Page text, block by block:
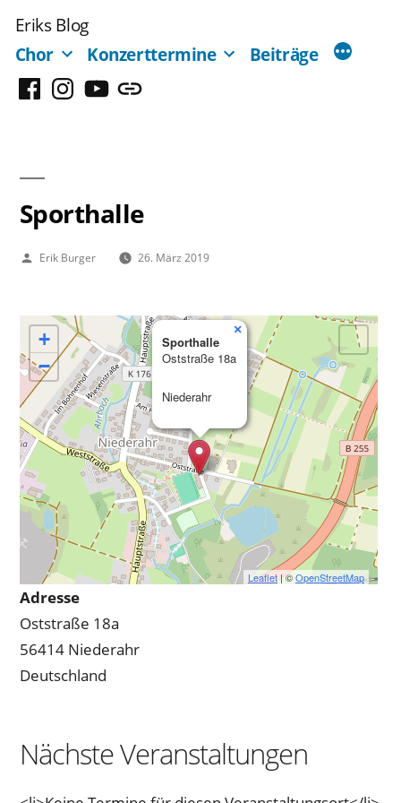
Inhalt
springen
Eriks Blog
Chor
Konzerttermine Beiträge
FacebookInstagram
YouTubeMastodon
Sporthalle
Veröffentlicht
Erik Burger 26. März 2019
Sporthalle
Oststraße 18a
Niederahr
×
+
−
Leaflet| ©OpenStreetMap
Adresse
Oststraße 18a
56414 Niederahr
Deutschland
Nächste Veranstaltungen